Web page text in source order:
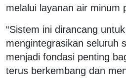
melalui layanan air minum
“Sistem ini dirancang
mengintegrasikan seluruh
menjadi fondasi penting
terus berkembang dan